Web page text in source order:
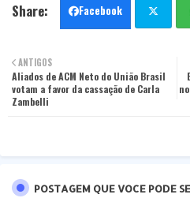
Facebook
ter
ANTIGOS
Aliados de ACM Neto do União Brasil
votam a favor da cassação de Carla
Zambelli
POSTAGEM QUE VOCE PODE